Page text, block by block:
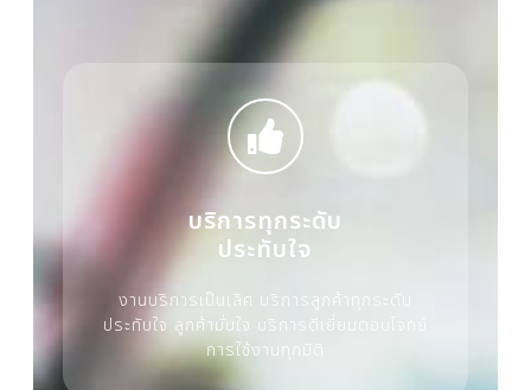
บริการทุกระดับ
ประทับใจ
งานบริการเป็นเลิศ บริการลูกค้าทุกระดับ
ประทับใจ ลูกค้ามั่นใจ บริการดีเยี่ยมตอบโจทย์
การใช้งานทุกมิติ